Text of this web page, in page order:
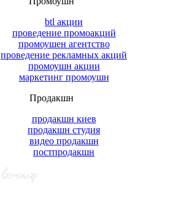
btl акции
проведение промоакций
промоушен агентство
проведение рекламных акций
промоушн акции
маркетинг промоушн
Продакшн
продакшн киев
продакшн студия
видео продакшн
постпродакшн